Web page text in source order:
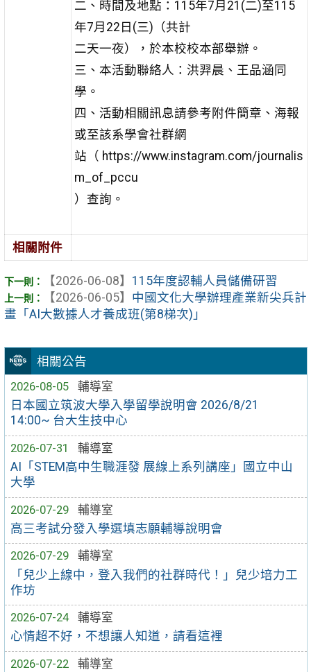
相關公告
2026-08-05
輔導室
日本國立筑波大學入學留學說明會 2026/8/21
14:00~ 台大生技中心
2026-07-31
輔導室
AI「STEM高中生職涯發 展線上系列講座」國立中山
大學
2026-07-29
輔導室
高三考試分發入學選填志願輔導說明會
2026-07-29
輔導室
「兒少上線中，登入我們的社群時代！」兒少培力工
作坊
2026-07-24
輔導室
心情超不好，不想讓人知道，請看這裡
2026-07-22
輔導室
二、時間及地點：115年7月21(二)至115
年7月22日(三)（共計
二天一夜），於本校校本部舉辦。
三、本活動聯絡人：洪羿晨、王品涵同
學。
四、活動相關訊息請參考附件簡章、海報
或至該系學會社群網
站（ https://www.instagram.com/journalis
m_of_pccu
）查詢。
相關附件
【2026-06-08】 115年度認輔人員儲備研習
【2026-06-05】 中國文化大學辦理產業新尖兵計
畫「AI大數據人才養成班(第8梯次)」